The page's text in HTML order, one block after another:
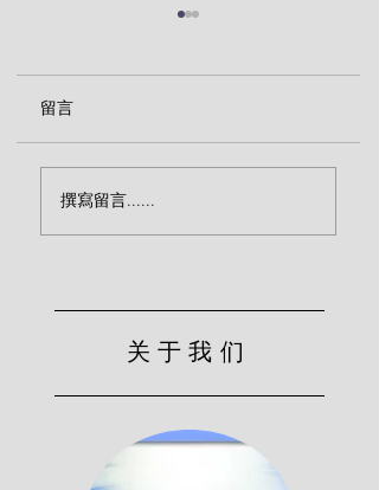
刻)
留言
撰寫留言......
关于我们